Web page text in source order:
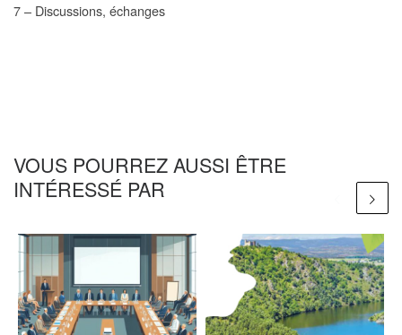
7 – Discussions, échanges
VOUS POURREZ AUSSI ÊTRE
INTÉRESSÉ PAR